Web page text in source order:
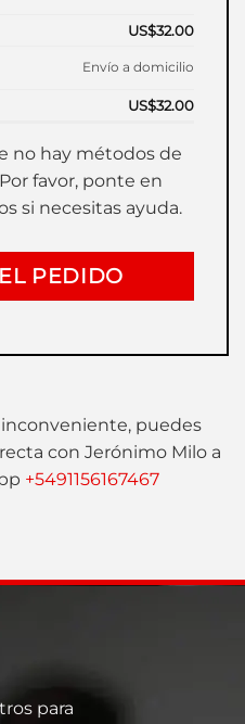
US$32.00
Envío a domicilio
US$32.00
no hay métodos de
favor, ponte en
si necesitas ayuda.
PEDIDO
puedes
con Jerónimo Milo a
+5491156167467
para